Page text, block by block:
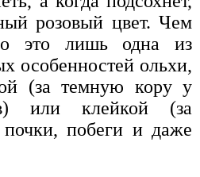
розовый цвет. Чем
это лишь одна из
особенностей ольхи,
(за темную кору у
или клейкой (за
побеги и даже